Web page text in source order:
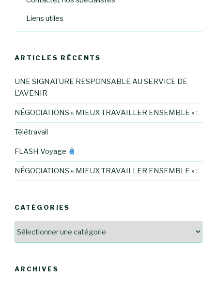
Liens utiles
ARTICLES RÉCENTS
UNE SIGNATURE RESPONSABLE AU SERVICE DE
L’AVENIR
NÉGOCIATIONS « MIEUX TRAVAILLER ENSEMBLE » :
Télétravail
FLASH Voyage
NÉGOCIATIONS « MIEUX TRAVAILLER ENSEMBLE » :
CATÉGORIES
ARCHIVES